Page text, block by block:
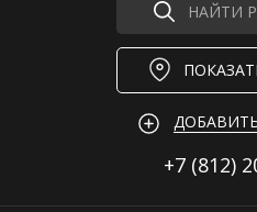
НАЙТИ
+7 (812)